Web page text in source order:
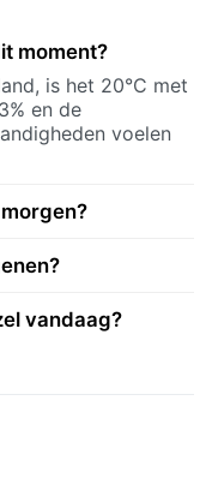
moment?
is het 20°C met
en de
voelen
vandaag?